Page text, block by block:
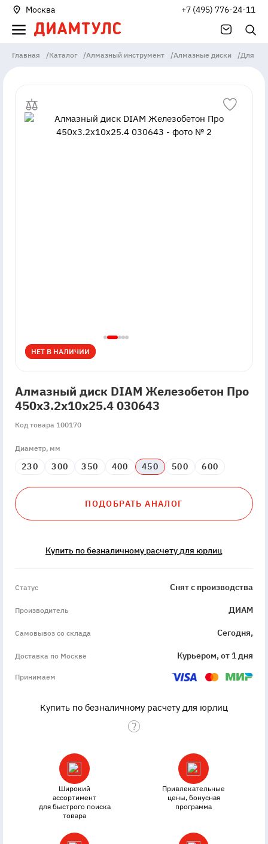
Москва +7 (495) 776-24-11
Главная /Каталог /Алмазный инструмент /Алмазные диски /Для
НЕТ В НАЛИЧИИ
НЕТ В НАЛИЧИИ
Алмазный диск DIAM Железобетон Про
450x3.2x10x25.4 030643
Код товара 100170
Диаметр, мм
230 300 350 400 450 500 600
ПОДОБРАТЬ АНАЛОГ
Купить по безналичному расчету для юрлиц
Статус Снят с производства
Производитель ДИАМ
Самовывоз со склада Сегодня,
Доставка по Москве Курьером, от 1 дня
Принимаем
Купить по безналичному расчету для юрлиц
Широкий
ассортимент
для быстрого поиска
товара
Привлекательные
цены, бонусная
программа